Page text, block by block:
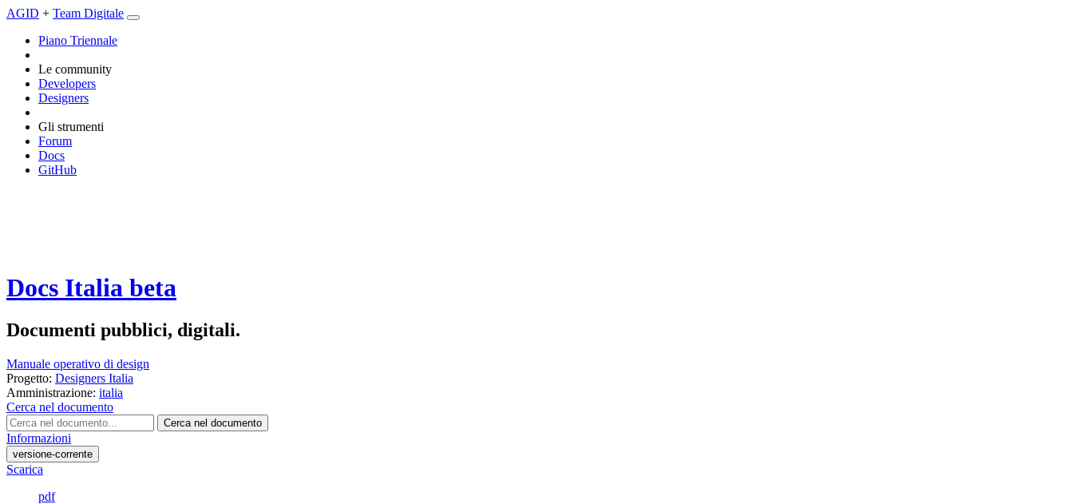
AGID + Team Digitale
Piano Triennale
Le community
Developers
Designers
Gli strumenti
Forum
Docs
GitHub
Docs Italia beta
Documenti pubblici, digitali.
Manuale operativo di design
Progetto: Designers Italia
Amministrazione: italia
Cerca nel documento
Cerca nel documento
Informazioni
versione-corrente
Scarica
pdf